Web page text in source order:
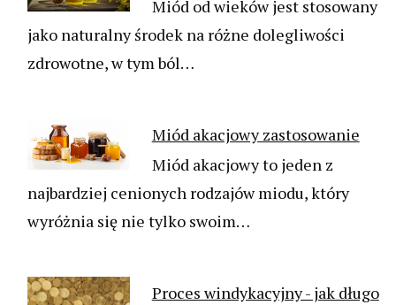
Miód od wieków jest stosowany
jako naturalny środek na różne dolegliwości
zdrowotne, w tym ból…
Miód akacjowy zastosowanie
Miód akacjowy to jeden z
najbardziej cenionych rodzajów miodu, który
wyróżnia się nie tylko swoim…
Proces windykacyjny - jak długo